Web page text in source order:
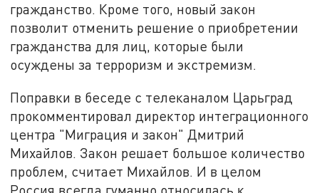
гражданство. Кроме того, новый закон
позволит отменить решение о приобретении
гражданства для лиц, которые были
осуждены за терроризм и экстремизм.
Поправки в беседе с телеканалом Царьград
прокомментировал директор интеграционного
центра "Миграция и закон" Дмитрий
Михайлов. Закон решает большое количество
проблем, считает Михайлов. И в целом